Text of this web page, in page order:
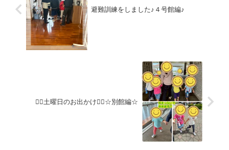
避難訓練をしました♪４号館編♪
🚶‍♀️土曜日のお出かけ🚶‍♂️☆別館編☆